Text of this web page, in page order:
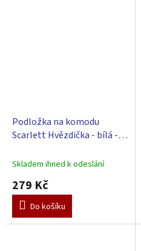
Podložka na komodu
Scarlett Hvězdička - bílá -
Skladem ihned k odeslání
279 Kč
Do košíku